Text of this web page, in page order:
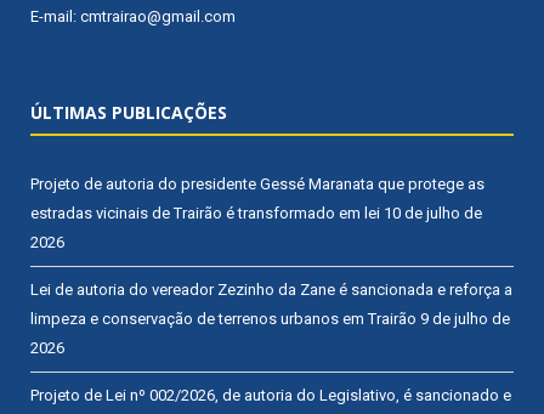
E-mail: cmtrairao@gmail.com
ÚLTIMAS PUBLICAÇÕES
Projeto de autoria do presidente Gessé Maranata que protege as
estradas vicinais de Trairão é transformado em lei 10 de julho de
2026
Lei de autoria do vereador Zezinho da Zane é sancionada e reforça a
limpeza e conservação de terrenos urbanos em Trairão 9 de julho de
2026
Projeto de Lei nº 002/2026, de autoria do Legislativo, é sancionado e